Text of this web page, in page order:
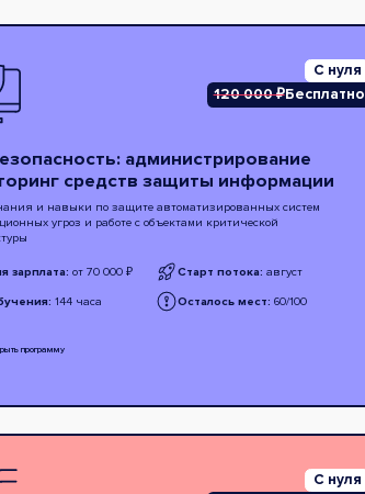
С нуля
120 000 ₽Бесплатно
администрирование
средств защиты информации
и навыки по защите автоматизированных систем
угроз и работе с объектами критической
зарплата:от 70 000 ₽ Старт потока: август
144 часа Осталось мест: 60/100
программу
С нуля